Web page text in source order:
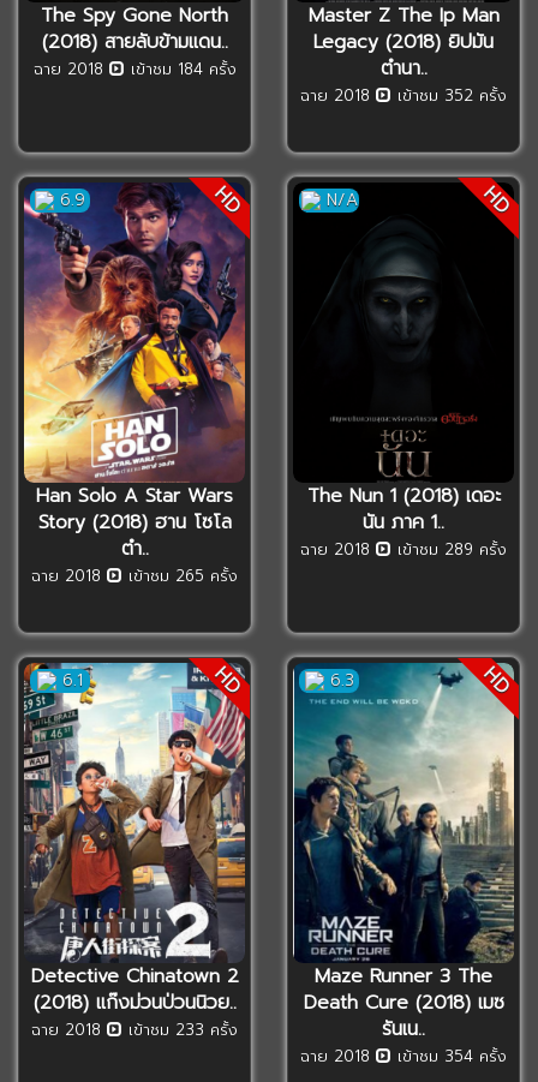
The Spy Gone North
(2018) สายลับข้ามแดน..
ฉาย 2018 เข้าชม 184 ครั้ง
Master Z The Ip Man
Legacy (2018) ยิปมัน
ตำนา..
ฉาย 2018 เข้าชม 352 ครั้ง
6.9 HD
Han Solo A Star Wars
Story (2018) ฮาน โซโล
ตำ..
ฉาย 2018 เข้าชม 265 ครั้ง
N/A HD
The Nun 1 (2018) เดอะ
นัน ภาค 1..
ฉาย 2018 เข้าชม 289 ครั้ง
6.1 HD
Detective Chinatown 2
(2018) แก๊งม่วนป่วนนิวย..
ฉาย 2018 เข้าชม 233 ครั้ง
6.3 HD
Maze Runner 3 The
Death Cure (2018) เมซ
รันเน..
ฉาย 2018 เข้าชม 354 ครั้ง